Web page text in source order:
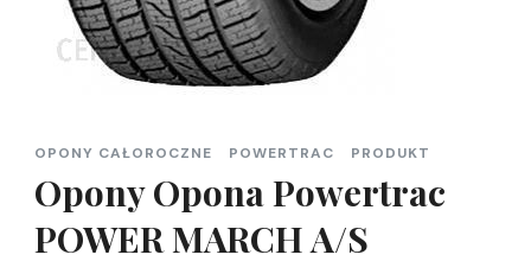
OPONY CAŁOROCZNE POWERTRAC PRODUKT
Opony Opona Powertrac
POWER MARCH A/S